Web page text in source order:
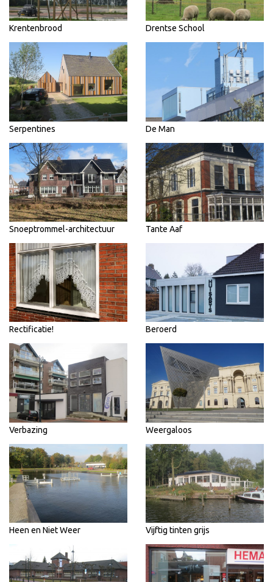
Krentenbrood Drentse School
Serpentines De Man
Snoeptrommel-architectuur Tante Aaf
Rectificatie! Beroerd
Verbazing Weergaloos
Heen en Niet Weer Vijftig tinten grijs